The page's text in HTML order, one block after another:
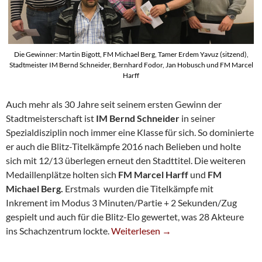
Die Gewinner: Martin Bigott, FM Michael Berg, Tamer Erdem Yavuz (sitzend),
Stadtmeister IM Bernd Schneider, Bernhard Fodor, Jan Hobusch und FM Marcel
Harff
Auch mehr als 30 Jahre seit seinem ersten Gewinn der
Stadtmeisterschaft ist IM Bernd Schneider in seiner
Spezialdisziplin noch immer eine Klasse für sich. So dominierte
er auch die Blitz-Titelkämpfe 2016 nach Belieben und holte
sich mit 12/13 überlegen erneut den Stadttitel. Die weiteren
Medaillenplätze holten sich FM Marcel Harff und FM
Michael Berg. Erstmals wurden die Titelkämpfe mit
Inkrement im Modus 3 Minuten/Partie + 2 Sekunden/Zug
gespielt und auch für die Blitz-Elo gewertet, was 28 Akteure
ins Schachzentrum lockte.Bernd Schneider Überlegen Blitz-
Weiterlesen →